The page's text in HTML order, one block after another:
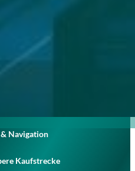
Navigation
Kaufstrecke